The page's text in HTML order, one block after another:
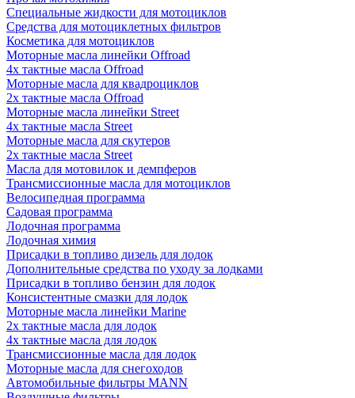
Специальные жидкости для мотоциклов
Средства для мотоциклетных фильтров
Косметика для мотоциклов
Моторные масла линейки Offroad
4х тактные масла Offroad
Моторные масла для квадроциклов
2х тактные масла Offroad
Моторные масла линейки Street
4х тактные масла Street
Моторные масла для скутеров
2х тактные масла Street
Масла для мотовилок и демпферов
Трансмиссионные масла для мотоциклов
Велосипедная программа
Садовая программа
Лодочная программа
Лодочная химия
Присадки в топливо дизель для лодок
Дополнительные средства по уходу за лодками
Присадки в топливо бензин для лодок
Консистентные смазки для лодок
Моторные масла линейки Marine
2х тактные масла для лодок
4х тактные масла для лодок
Трансмиссионные масла для лодок
Моторные масла для снегоходов
Автомобильные фильтры MANN